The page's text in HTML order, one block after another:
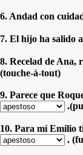
6. Andad con
7. El hijo ha salido
8. Recelad de Ana,
(touche-à-tout)
9. Parece que
10. Para mí Emilio
.